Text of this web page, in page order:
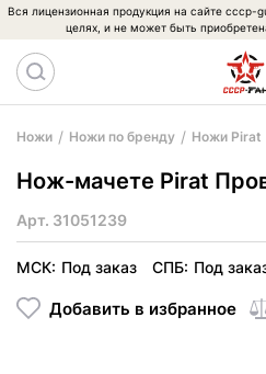
Вся лицензионная продукция на сайте cccp-
целях, и не может быть
Ножи Ножи по бренду Ножи Pirat
Нож-мачете Pirat
Арт. 31051239
МСК: Под заказ СПБ: Под
Добавить в избранное